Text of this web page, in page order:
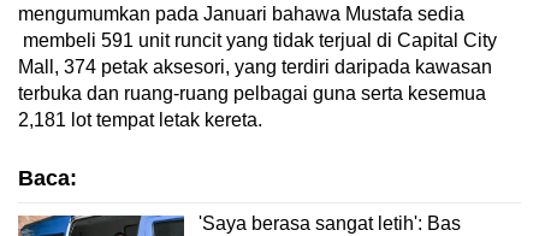
mengumumkan pada Januari bahawa Mustafa sedia
membeli 591 unit runcit yang tidak terjual di Capital City
Mall, 374 petak aksesori, yang terdiri daripada kawasan
terbuka dan ruang-ruang pelbagai guna serta kesemua
2,181 lot tempat letak kereta.
Baca:
'Saya berasa sangat letih': Bas